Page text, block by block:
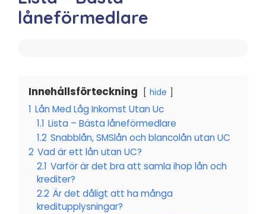
låneförmedlare
Innehållsförteckning hide
1 Lån Med Låg Inkomst Utan Uc
1.1 Lista – Bästa låneförmedlare
1.2 Snabblån, SMSlån och blancolån utan UC
2 Vad är ett lån utan UC?
2.1 Varför är det bra att samla ihop lån och
krediter?
2.2 Är det dåligt att ha många
kreditupplysningar?